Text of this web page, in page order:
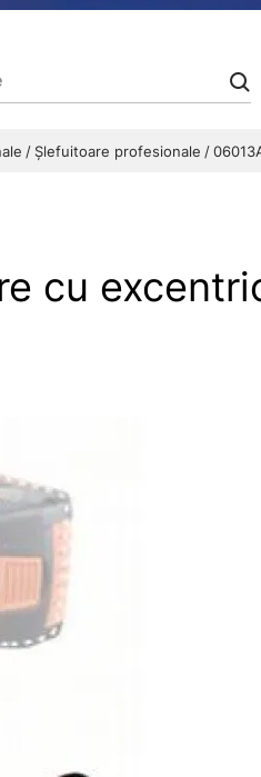
Şlefuitoare profesionale
cu